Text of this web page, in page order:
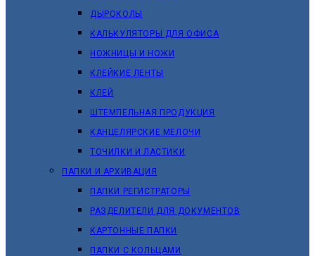
ДЫРОКОЛЫ
КАЛЬКУЛЯТОРЫ ДЛЯ ОФИСА
НОЖНИЦЫ И НОЖИ
КЛЕЙКИЕ ЛЕНТЫ
КЛЕЙ
ШТЕМПЕЛЬНАЯ ПРОДУКЦИЯ
КАНЦЕЛЯРСКИЕ МЕЛОЧИ
ТОЧИЛКИ И ЛАСТИКИ
ПАПКИ И АРХИВАЦИЯ
ПАПКИ РЕГИСТРАТОРЫ
РАЗДЕЛИТЕЛИ ДЛЯ ДОКУМЕНТОВ
КАРТОННЫЕ ПАПКИ
ПАПКИ С КОЛЬЦАМИ